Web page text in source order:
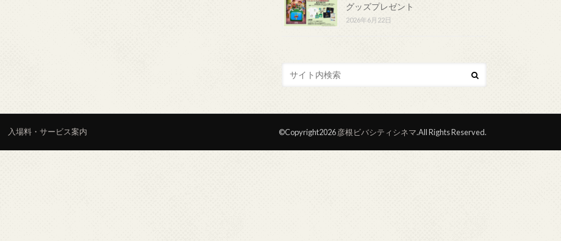
グッズプレゼント
2026年6月22日
入場料・サービス案内 ©Copyright2026彦根ビバシティシネマ.All Rights Reserved.